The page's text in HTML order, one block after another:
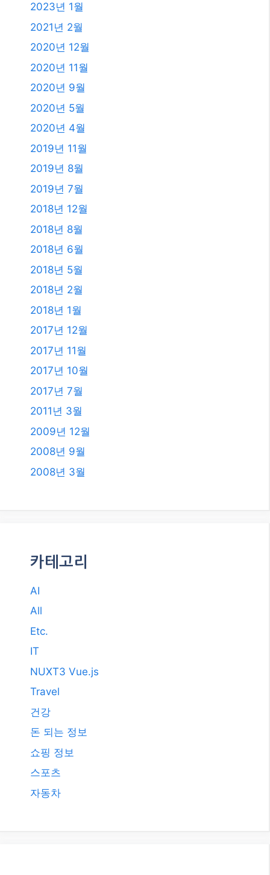
2023년 1월
2021년 2월
2020년 12월
2020년 11월
2020년 9월
2020년 5월
2020년 4월
2019년 11월
2019년 8월
2019년 7월
2018년 12월
2018년 8월
2018년 6월
2018년 5월
2018년 2월
2018년 1월
2017년 12월
2017년 11월
2017년 10월
2017년 7월
2011년 3월
2009년 12월
2008년 9월
2008년 3월
카테고리
AI
All
Etc.
IT
NUXT3 Vue.js
Travel
건강
돈 되는 정보
쇼핑 정보
스포츠
자동차